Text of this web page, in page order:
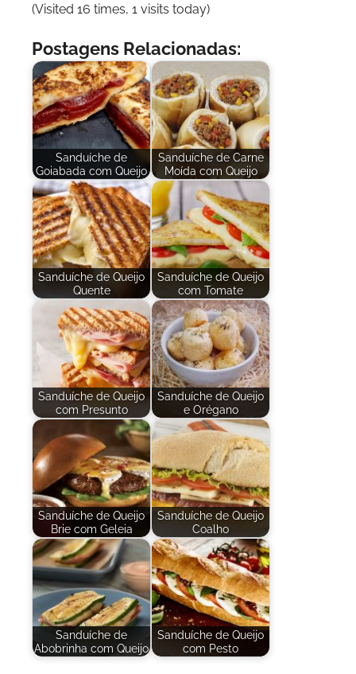
(Visited 16 times, 1 visits today)
Postagens Relacionadas:
Sanduíche de
Goiabada com Queijo
Sanduíche de Carne
Moída com Queijo
Sanduíche de Queijo
Quente
Sanduíche de Queijo
com Tomate
Sanduíche de Queijo
com Presunto
Sanduíche de Queijo
e Orégano
Sanduíche de Queijo
Brie com Geleia
Sanduíche de Queijo
Coalho
Sanduíche de
Abobrinha com Queijo
Sanduíche de Queijo
com Pesto